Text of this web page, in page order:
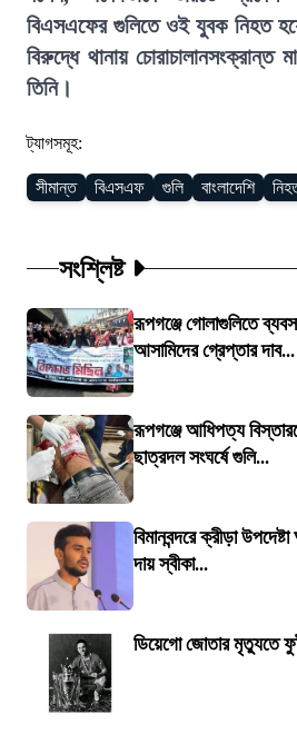
বিএসএফের গুলিতে ওই যুবক নিহত
বিরুদ্ধে থানায় চোরাচালানসংক্রান্ত
তিনি।
ট্যাগসমূহ:
সীমান্ত বিএসএফ গুলি বাংলাদেশি
সংশ্লিষ্ট
রূপগঞ্জে গোলাগুলিতে
আসামিদের গ্রেপ্তার দাব...
রূপগঞ্জে আধিপত্য
ছাত্রদল সংঘর্ষে গুলি...
বিমানবন্দরে ক্রীড়া
দায় স্বীকা...
ডিয়েগো জোতার মৃত্যুতে